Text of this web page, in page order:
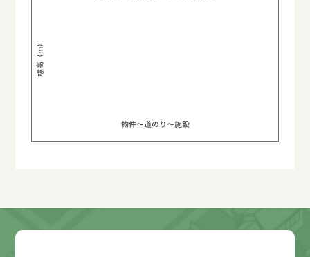
標高（m）
物件〜道のり〜施設